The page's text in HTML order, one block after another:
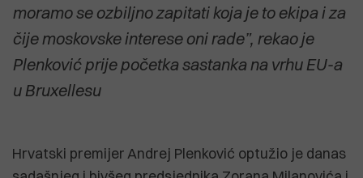
moramo se ozbiljno zapitati koja je to ekipa i za
čije moskovske interese oni rade”, rekao je
Plenković prije početka sastanka na vrhu EU-a
u Bruxellesu
Hrvatski premijer Andrej Plenković optužio je danas